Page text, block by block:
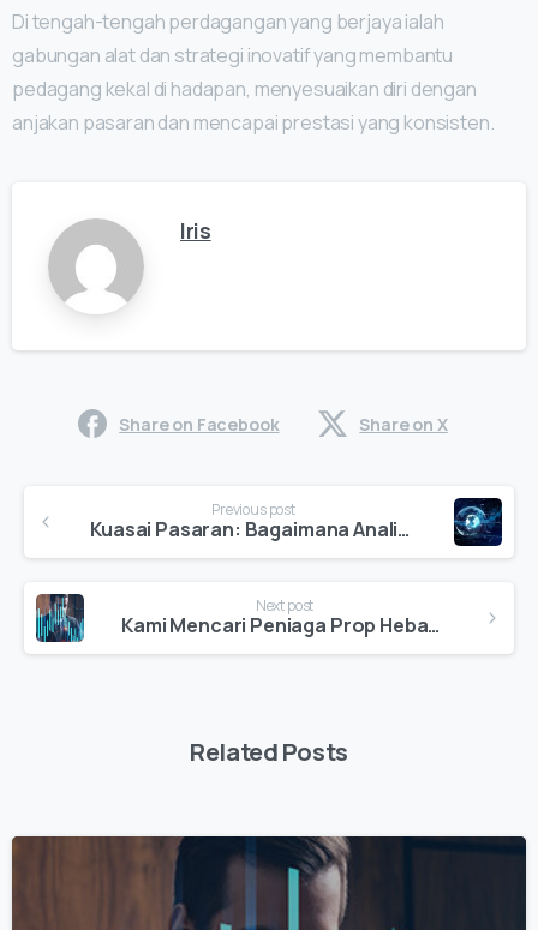
Di tengah-tengah perdagangan yang berjaya ialah
gabungan alat dan strategi inovatif yang membantu
pedagang kekal di hadapan, menyesuaikan diri dengan
anjakan pasaran dan mencapai prestasi yang konsisten.
Iris
Share on Facebook Share on X
Reading
Previous post
Kuasai Pasaran: Bagaimana Analisis Teknikal Boleh Meningkatkan Kejayaan Dagangan Anda
Next post
Kami Mencari Peniaga Prop Hebat Seterusnya — Adakah Anda Bersedia untuk Berdagang dengan Vision Quant?
Related Posts